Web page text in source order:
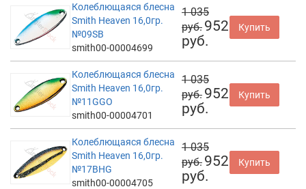
Колеблющаяся блесна
Smith Heaven 16,0гр.
№09SB
smith00-00004699
1 035
руб. 952
руб.
Купить
Колеблющаяся блесна
Smith Heaven 16,0гр.
№11GGO
smith00-00004701
1 035
руб. 952
руб.
Купить
Колеблющаяся блесна
Smith Heaven 16,0гр.
№17BHG
smith00-00004705
1 035
руб. 952
руб.
Купить